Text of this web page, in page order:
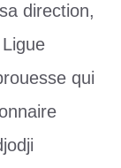
direction,
qui